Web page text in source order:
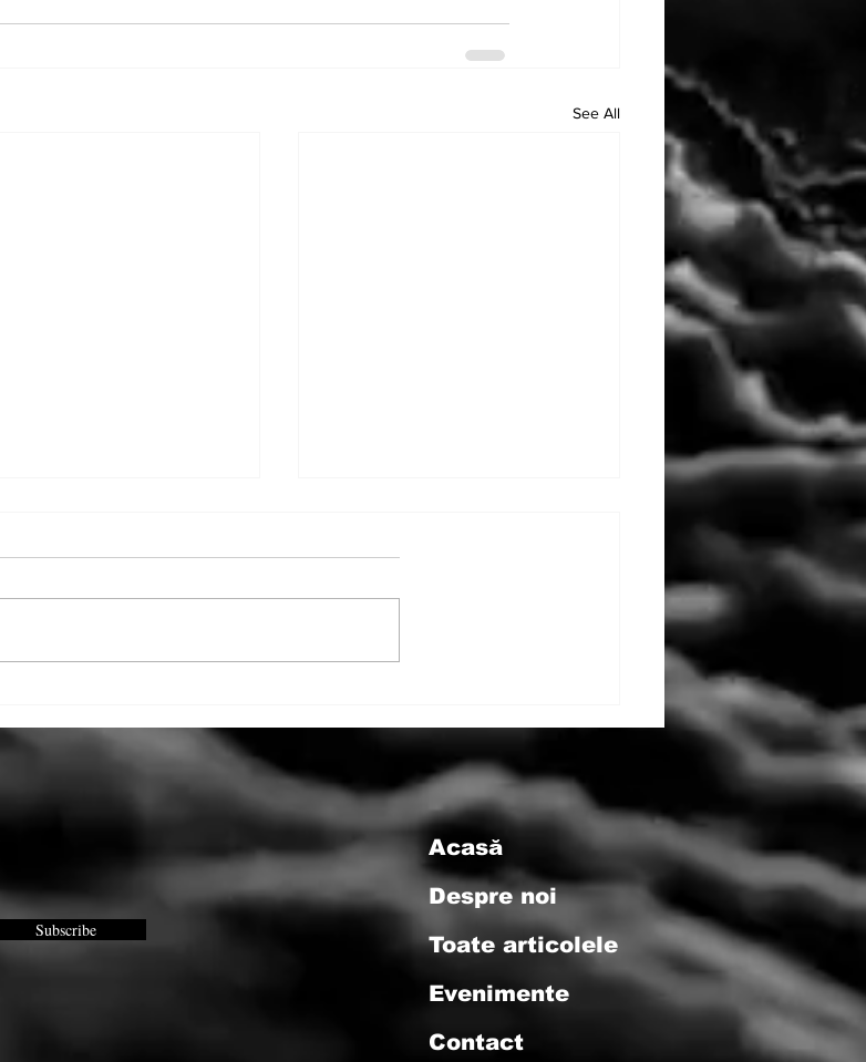
See All
Perspectivă
Subscribe
Acasă
Despre noi
Toate articolele
Evenimente
Contact